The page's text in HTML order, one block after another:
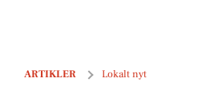
ARTIKLER Lokalt nyt
Asfaltarbejde i Dronningborg: